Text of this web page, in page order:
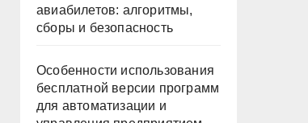
авиабилетов: алгоритмы,
сборы и безопасность
Особенности использования
бесплатной версии программ
для автоматизации и